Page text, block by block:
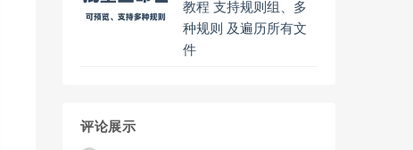
教程 支持规则组、多
种规则 及遍历所有文
件
评论展示